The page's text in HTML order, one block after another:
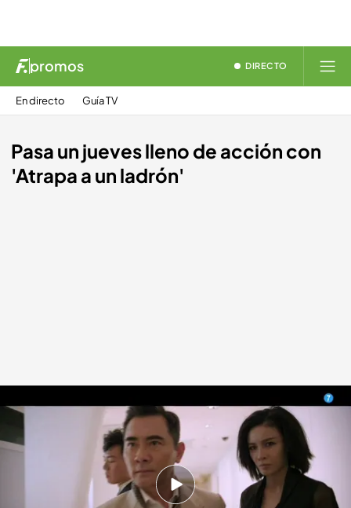
promos DIRECTO
En directo Guía TV
Pasa un jueves lleno de acción con
'Atrapa a un ladrón'
20 MAR 2018 - 12:32h.